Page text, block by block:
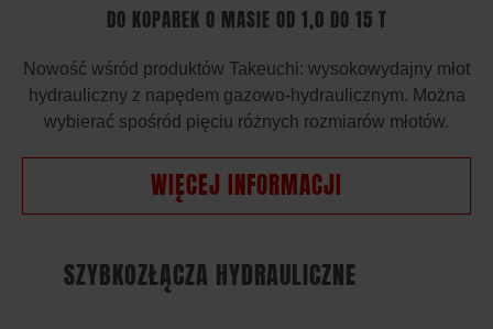
DO KOPAREK O MASIE OD 1,0 DO 15 T
Nowość wśród produktów Takeuchi: wysokowydajny młot
hydrauliczny z napędem gazowo-hydraulicznym. Można
wybierać spośród pięciu różnych rozmiarów młotów.
WIĘCEJ INFORMACJI
SZYBKOZŁĄCZA HYDRAULICZNE